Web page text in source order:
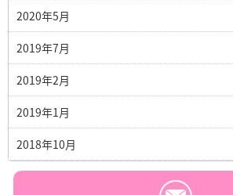
2020年5月
2019年7月
2019年2月
2019年1月
2018年10月